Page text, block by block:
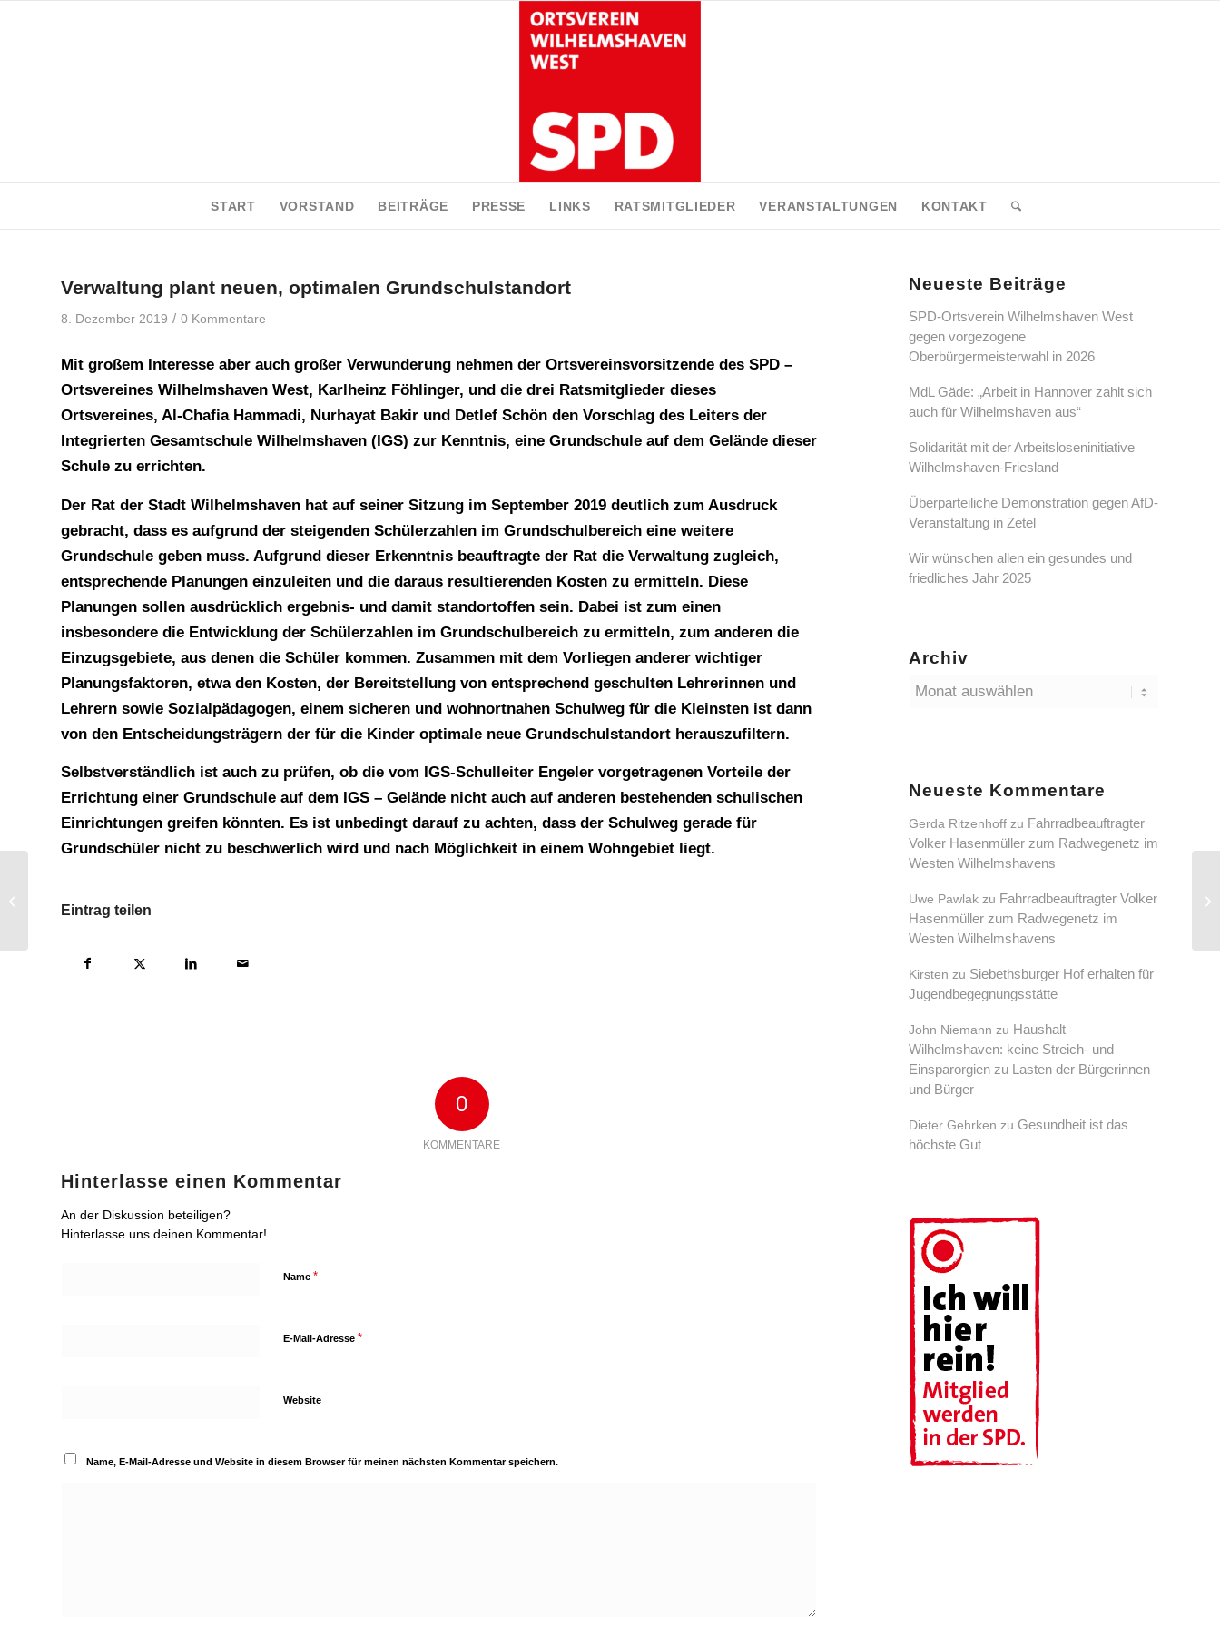
START VORSTAND BEITRÄGE PRESSE LINKS RATSMITGLIEDER VERANSTALTUNGEN KONTAKT
Verwaltung plant neuen, optimalen Grundschulstandort
8. Dezember 2019 / 0 Kommentare
Mit großem Interesse aber auch großer Verwunderung nehmen der Ortsvereinsvorsitzende des SPD –
Ortsvereines Wilhelmshaven West, Karlheinz Föhlinger, und die drei Ratsmitglieder dieses
Ortsvereines, Al-Chafia Hammadi, Nurhayat Bakir und Detlef Schön den Vorschlag des Leiters der
Integrierten Gesamtschule Wilhelmshaven (IGS) zur Kenntnis, eine Grundschule auf dem Gelände dieser
Schule zu errichten.
Der Rat der Stadt Wilhelmshaven hat auf seiner Sitzung im September 2019 deutlich zum Ausdruck
gebracht, dass es aufgrund der steigenden Schülerzahlen im Grundschulbereich eine weitere
Grundschule geben muss. Aufgrund dieser Erkenntnis beauftragte der Rat die Verwaltung zugleich,
entsprechende Planungen einzuleiten und die daraus resultierenden Kosten zu ermitteln. Diese
Planungen sollen ausdrücklich ergebnis- und damit standortoffen sein. Dabei ist zum einen
insbesondere die Entwicklung der Schülerzahlen im Grundschulbereich zu ermitteln, zum anderen die
Einzugsgebiete, aus denen die Schüler kommen. Zusammen mit dem Vorliegen anderer wichtiger
Planungsfaktoren, etwa den Kosten, der Bereitstellung von entsprechend geschulten Lehrerinnen und
Lehrern sowie Sozialpädagogen, einem sicheren und wohnortnahen Schulweg für die Kleinsten ist dann
von den Entscheidungsträgern der für die Kinder optimale neue Grundschulstandort herauszufiltern.
Selbstverständlich ist auch zu prüfen, ob die vom IGS-Schulleiter Engeler vorgetragenen Vorteile der
Errichtung einer Grundschule auf dem IGS – Gelände nicht auch auf anderen bestehenden schulischen
Einrichtungen greifen könnten. Es ist unbedingt darauf zu achten, dass der Schulweg gerade für
Grundschüler nicht zu beschwerlich wird und nach Möglichkeit in einem Wohngebiet liegt.
Eintrag teilen
0
KOMMENTARE
Hinterlasse einen Kommentar
An der Diskussion beteiligen?
Hinterlasse uns deinen Kommentar!
Name *
E-Mail-Adresse *
Website
Name, E-Mail-Adresse und Website in diesem Browser für meinen nächsten Kommentar speichern.
Neueste Beiträge
SPD-Ortsverein Wilhelmshaven West
gegen vorgezogene
Oberbürgermeisterwahl in 2026
MdL Gäde: „Arbeit in Hannover zahlt sich
auch für Wilhelmshaven aus“
Solidarität mit der Arbeitsloseninitiative
Wilhelmshaven-Friesland
Überparteiliche Demonstration gegen AfD-
Veranstaltung in Zetel
Wir wünschen allen ein gesundes und
friedliches Jahr 2025
Archiv
Neueste Kommentare
Gerda Ritzenhoff zu Fahrradbeauftragter
Volker Hasenmüller zum Radwegenetz im
Westen Wilhelmshavens
Uwe Pawlak zu Fahrradbeauftragter Volker
Hasenmüller zum Radwegenetz im
Westen Wilhelmshavens
Kirsten zu Siebethsburger Hof erhalten für
Jugendbegegnungsstätte
John Niemann zu Haushalt
Wilhelmshaven: keine Streich- und
Einsparorgien zu Lasten der Bürgerinnen
und Bürger
Dieter Gehrken zuGesundheit ist das
höchste Gut
Weihnachtsmarkt